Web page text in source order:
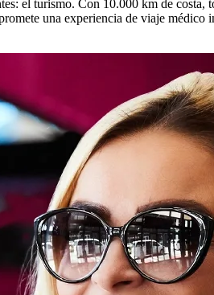
el turismo. Con 10.000 km de
una experiencia de viaje médico